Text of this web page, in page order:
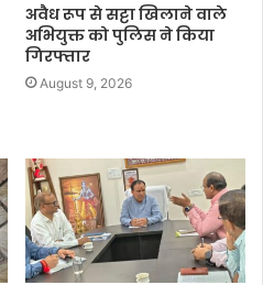
अवैध रूप से सट्टा खिलाने वाले
अभियुक्त को पुलिस ने किया
गिरफ्तार
August 9, 2026